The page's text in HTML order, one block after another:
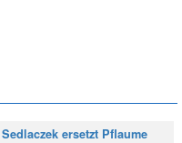
ersetzt Pflaume